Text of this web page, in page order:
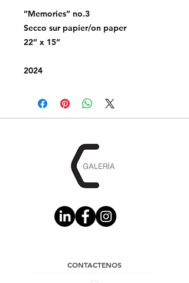
’’Memories’’ no.3
Secco sur papier/on paper
22’’ x 15’’
2024
CONTACTENOS